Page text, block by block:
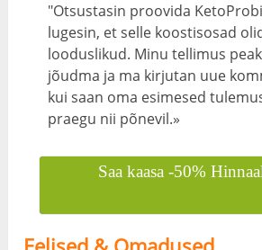
"Otsustasin proovida
lugesin, et selle koostisosad
looduslikud. Minu tellimus
jõudma ja ma kirjutan uue
kui saan oma esimesed
praegu nii põnevil.»
Saa kaasa -50%